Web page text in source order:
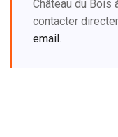
Château du Bois
contacter
email .